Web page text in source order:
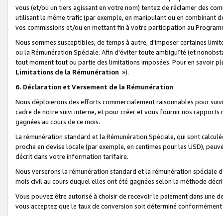
vous (et/ou un tiers agissant en votre nom) tentez de réclamer des
utilisant le même trafic (par exemple, en manipulant ou en combinant
vos commissions et/ou en mettant fin à votre participation au
Nous sommes susceptibles, de temps à autre, d'imposer certaines
ou la Rémunération Spéciale. Afin d'éviter toute ambiguïté (et
tout moment tout ou partie des limitations imposées. Pour en savoir
Limitations de la Rémunération »).
6. Déclaration et Versement de la Rémunération
Nous déploierons des efforts commercialement raisonnables pour
cadre de notre suivi interne, et pour créer et vous fournir nos
gagnées au cours de ce mois.
La rémunération standard et la Rémunération Spéciale, qui sont
proche en devise locale (par exemple, en centimes pour les USD),
décrit dans votre information tarifaire.
Nous verserons la rémunération standard et la rémunération spéciale
mois civil au cours duquel elles ont été gagnées selon la méthode
Vous pouvez être autorisé à choisir de recevoir le paiement dans une
vous acceptez que le taux de conversion soit déterminé